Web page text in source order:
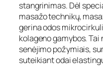
stangrinimas. Dėl
masažo technikų,
gerina odos
kolageno gamybos.
senėjimo požymiais,
suteikiant odai